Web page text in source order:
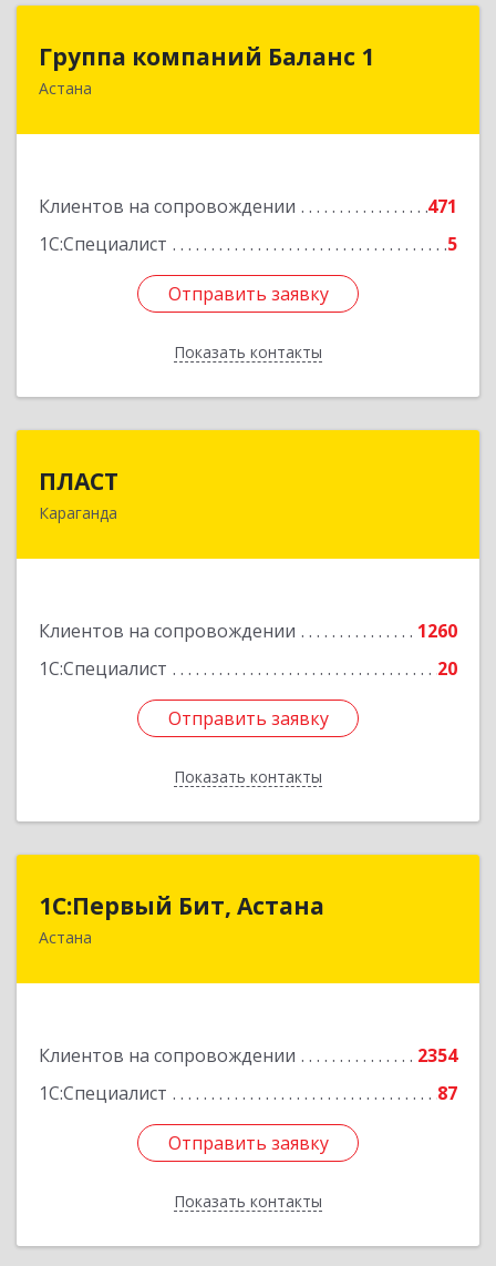
Группа компаний Баланс 1
Астана
Клиентов на сопровождении
471
1С:Специалист
5
Отправить заявку
Показать контакты
Группа компаний Баланс 1
010000 Республика Казахстан, г. Нур-Султан,
Подробнее
Отправить заявку
Назад
ПЛАСТ
Караганда
Клиентов на сопровождении
1260
1С:Специалист
20
Отправить заявку
Показать контакты
100009,Казахстан,г.Караганда, ул.Кривогуза,
Отправить заявку
Назад
1С:Первый Бит, Астана
Астана
Клиентов на сопровождении
2354
1С:Специалист
87
Отправить заявку
Показать контакты
Отправить заявку
Назад